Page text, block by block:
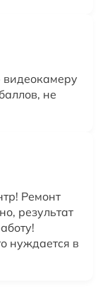
видеокамеру
не
Ремонт
результат
нуждается в